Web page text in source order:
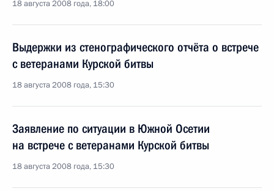
18 августа 2008 года, 18:00
Выдержки из стенографического отчёта о встрече
с ветеранами Курской битвы
18 августа 2008 года, 15:30
Заявление по ситуации в Южной Осетии
на встрече с ветеранами Курской битвы
18 августа 2008 года, 15:30